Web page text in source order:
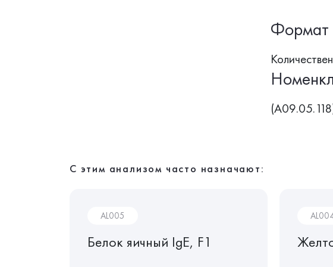
Формат
С этим анализом часто назначают:
AL005
Белок яичный IgE, F1